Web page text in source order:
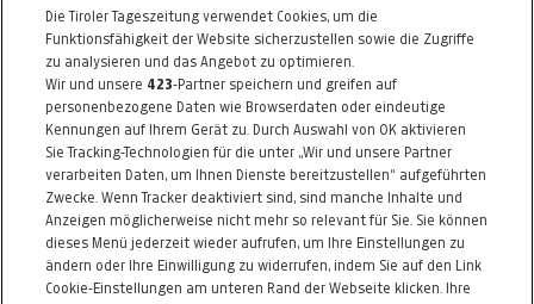
6020 Innsbruck
Telefon: 0512 / 28383311
E-Mail: info@happyfitness.at
Alle Artikel des Händlers
Informationen zum Kaufvertrag
ZURÜCK NACH
OBEN
Die Tiroler Tageszeitung verwendet Cookies, um die
Funktionsfähigkeit der Website sicherzustellen sowie die Zugriffe
zu analysieren und das Angebot zu optimieren.
Wir und unsere 423-Partner speichern und greifen auf
personenbezogene Daten wie Browserdaten oder eindeutige
Kennungen auf Ihrem Gerät zu. Durch Auswahl von OK aktivieren
Sie Tracking-Technologien für die unter „Wir und unsere Partner
verarbeiten Daten, um Ihnen Dienste bereitzustellen“ aufgeführten
Zwecke. Wenn Tracker deaktiviert sind, sind manche Inhalte und
Anzeigen möglicherweise nicht mehr so relevant für Sie. Sie können
dieses Menü jederzeit wieder aufrufen, um Ihre Einstellungen zu
ändern oder Ihre Einwilligung zu widerrufen, indem Sie auf den Link
Cookie-Einstellungen am unteren Rand der Webseite klicken. Ihre